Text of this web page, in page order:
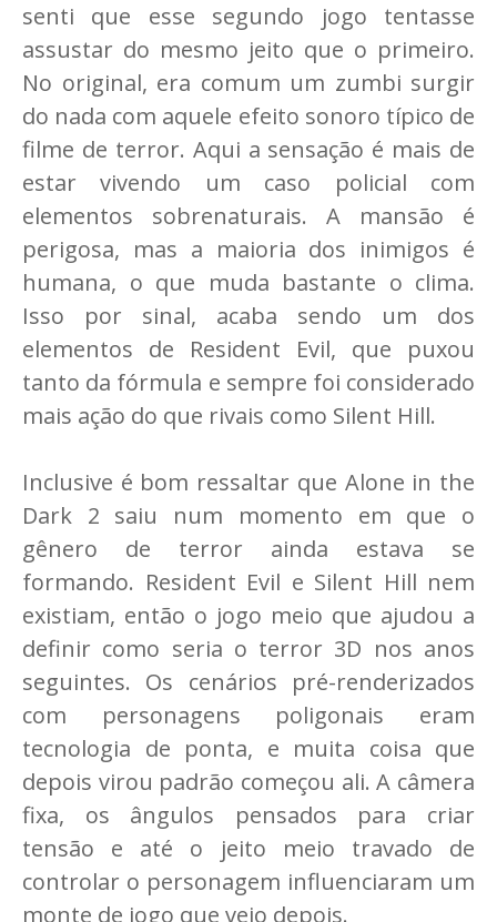
senti que esse segundo jogo tentasse
assustar do mesmo jeito que o primeiro.
No original, era comum um zumbi surgir
do nada com aquele efeito sonoro típico de
filme de terror. Aqui a sensação é mais de
estar vivendo um caso policial com
elementos sobrenaturais. A mansão é
perigosa, mas a maioria dos inimigos é
humana, o que muda bastante o clima.
Isso por sinal, acaba sendo um dos
elementos de Resident Evil, que puxou
tanto da fórmula e sempre foi considerado
mais ação do que rivais como Silent Hill.
Inclusive é bom ressaltar que Alone in the
Dark 2 saiu num momento em que o
gênero de terror ainda estava se
formando. Resident Evil e Silent Hill nem
existiam, então o jogo meio que ajudou a
definir como seria o terror 3D nos anos
seguintes. Os cenários pré-renderizados
com personagens poligonais eram
tecnologia de ponta, e muita coisa que
depois virou padrão começou ali. A câmera
fixa, os ângulos pensados para criar
tensão e até o jeito meio travado de
controlar o personagem influenciaram um
monte de jogo que veio depois.